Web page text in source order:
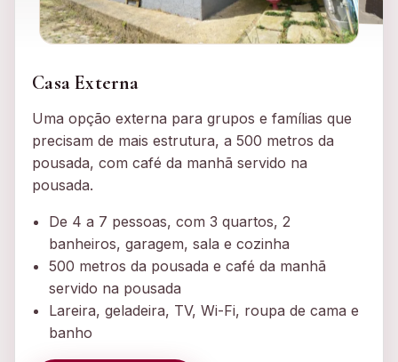
Casa Externa
Uma opção externa para grupos e famílias que
precisam de mais estrutura, a 500 metros da
pousada, com café da manhã servido na
pousada.
De 4 a 7 pessoas, com 3 quartos, 2
banheiros, garagem, sala e cozinha
500 metros da pousada e café da manhã
servido na pousada
Lareira, geladeira, TV, Wi-Fi, roupa de cama e
banho